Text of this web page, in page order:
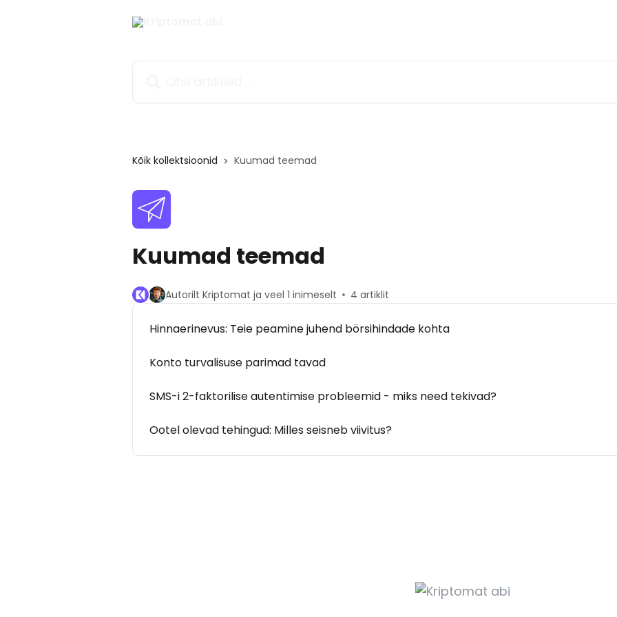
Kõik kollektsioonid Kuumad teemad
Kuumad teemad
Autorilt Kriptomat ja veel 1 inimeselt 4 artiklit
Hinnaerinevus: Teie peamine juhend börsihindade kohta
Konto turvalisuse parimad tavad
SMS-i 2-faktorilise autentimise probleemid - miks need tekivad?
Ootel olevad tehingud: Milles seisneb viivitus?